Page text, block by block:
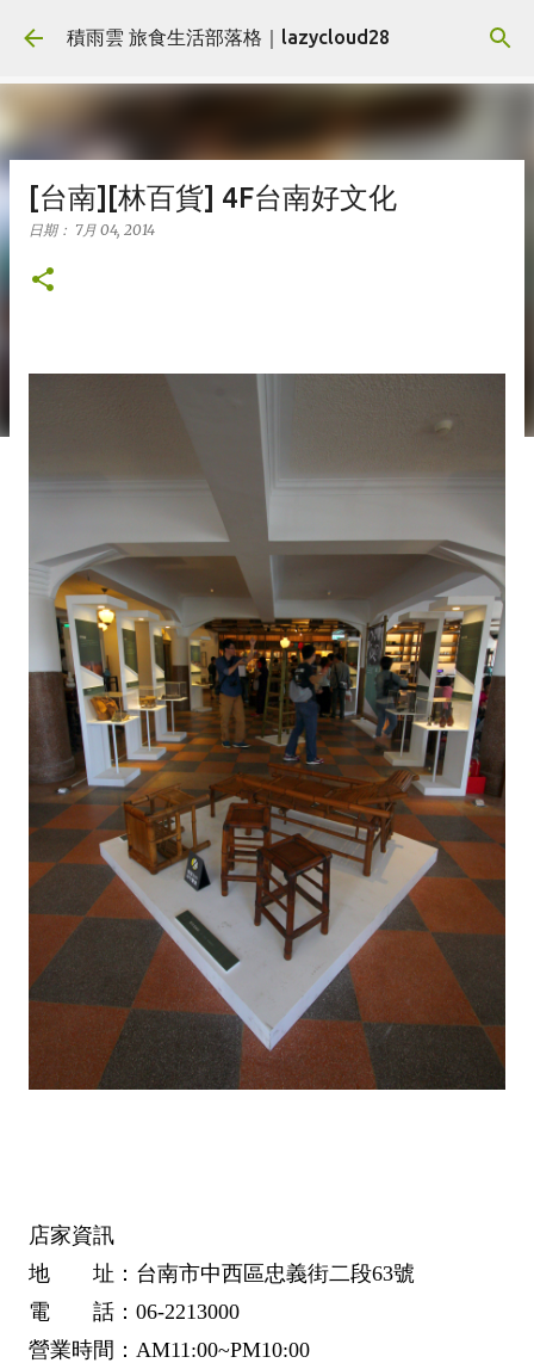
跳到主要內容
積雨雲 旅食生活部落格｜lazycloud28
[台南][林百貨] 4F台南好文化
日期： 7月 04, 2014
店家資訊
地 址：台南市中西區忠義街二段63號
電 話：06-2213000
營業時間：AM11:00~PM10:00